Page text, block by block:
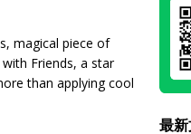
magical piece of
Friends, a star
than applying cool
最